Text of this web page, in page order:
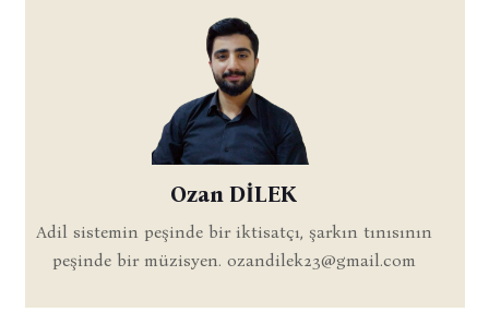
Ozan DİLEK
Adil sistemin peşinde bir iktisatçı, şarkın tınısının
peşinde bir müzisyen. ozandilek23@gmail.com